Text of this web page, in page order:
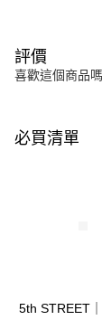
評價
喜歡這個商品
必買清單
5th STREET｜